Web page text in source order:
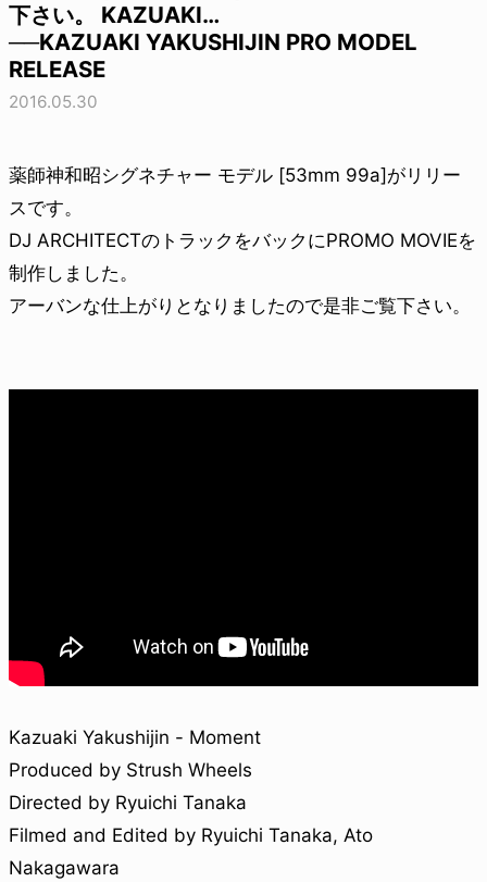
下さい。 KAZUAKI…
──KAZUAKI YAKUSHIJIN PRO MODEL
RELEASE
2016.05.30
薬師神和昭シグネチャー モデル [53mm 99a]がリリー
スです。
DJ ARCHITECTのトラックをバックにPROMO MOVIEを
制作しました。
アーバンな仕上がりとなりましたので是非ご覧下さい。
Kazuaki Yakushijin - Moment
Produced by Strush Wheels
Directed by Ryuichi Tanaka
Filmed and Edited by Ryuichi Tanaka, Ato
Nakagawara